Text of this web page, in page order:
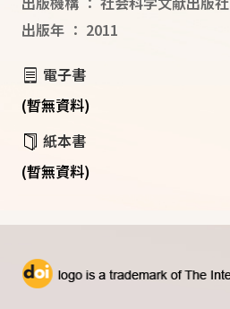
出版年 ： 2011
電子書
(暫無資料)
紙本書
(暫無資料)